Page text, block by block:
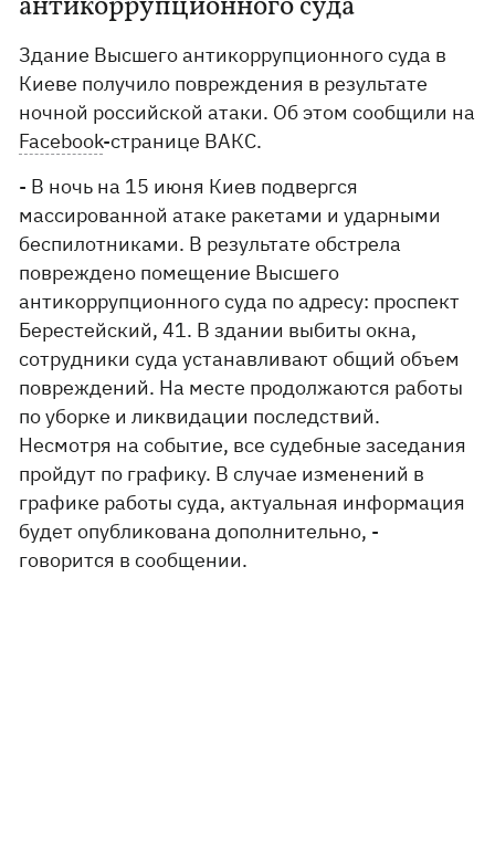
Здание Высшего антикоррупционного суда в
Киеве получило повреждения в результате
ночной российской атаки. Об этом сообщили на
Facebook-странице ВАКС.
- В ночь на 15 июня Киев подвергся
массированной атаке ракетами и ударными
беспилотниками. В результате обстрела
повреждено помещение Высшего
антикоррупционного суда по адресу: проспект
Берестейский, 41. В здании выбиты окна,
сотрудники суда устанавливают общий объем
повреждений. На месте продолжаются работы
по уборке и ликвидации последствий.
Несмотря на событие, все судебные заседания
пройдут по графику. В случае изменений в
графике работы суда, актуальная информация
будет опубликована дополнительно, -
говорится в сообщении.